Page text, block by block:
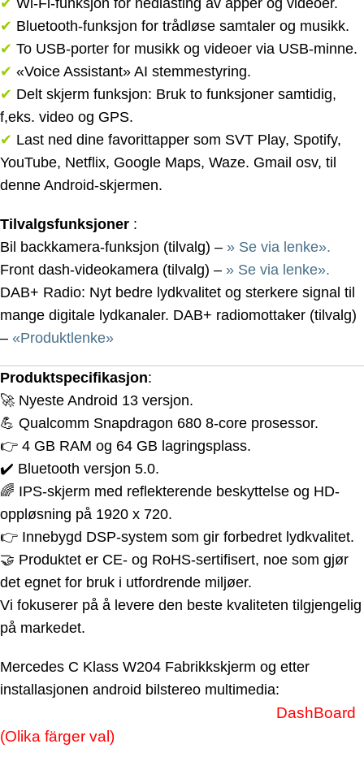
✔ Wi-Fi-funksjon for nedlasting av apper og videoer.
✔ Bluetooth-funksjon for trådløse samtaler og musikk.
✔ To USB-porter for musikk og videoer via USB-minne.
✔ «Voice Assistant» AI stemmestyring.
✔ Delt skjerm funksjon: Bruk to funksjoner samtidig,
f,eks. video og GPS.
✔ Last ned dine favorittapper som SVT Play, Spotify,
YouTube, Netflix, Google Maps, Waze. Gmail osv, til
denne Android-skjermen.
Tilvalgsfunksjoner :
Bil backkamera-funksjon (tilvalg) – » Se via lenke».
Front dash-videokamera (tilvalg) – » Se via lenke».
DAB+ Radio: Nyt bedre lydkvalitet og sterkere signal til
mange digitale lydkanaler. DAB+ radiomottaker (tilvalg)
– «Produktlenke»
Produktspecifikasjon:
🚀 Nyeste Android 13 versjon.
💪 Qualcomm Snapdragon 680 8-core prosessor.
👉 4 GB RAM og 64 GB lagringsplass.
✔️ Bluetooth versjon 5.0.
🌈 IPS-skjerm med reflekterende beskyttelse og HD-
oppløsning på 1920 x 720.
👉 Innebygd DSP-system som gir forbedret lydkvalitet.
🤝 Produktet er CE- og RoHS-sertifisert, noe som gjør
det egnet for bruk i utfordrende miljøer.
Vi fokuserer på å levere den beste kvaliteten tilgjengelig
på markedet.
Mercedes C Klass W204 Fabrikkskjerm og etter
installasjonen android bilstereo multimedia:
DashBoard
(Olika färger val)